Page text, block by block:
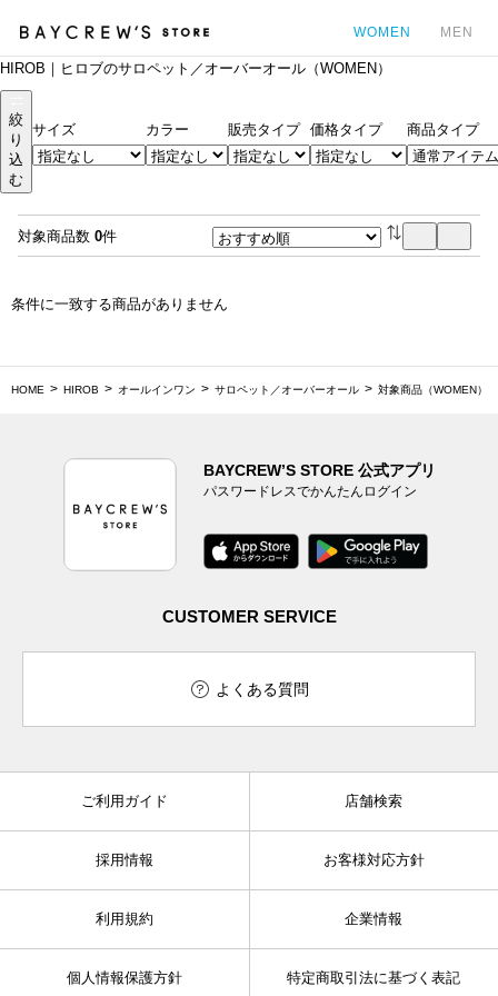
WOMEN MEN
HIROB｜ヒロブのサロペット／オーバーオール（WOMEN）
絞
り
込
む
サイズ カラー 販売タイプ 価格タイプ 商品タイプ
対象商品数 0件
条件に一致する商品がありません
HOME HIROB オールインワン サロペット／オーバーオール 対象商品（WOMEN）
BAYCREW’S STORE 公式アプリ
パスワードレスでかんたんログイン
CUSTOMER SERVICE
よくある質問
ご利用ガイド 店舗検索
採用情報 お客様対応方針
利用規約 企業情報
個人情報保護方針 特定商取引法に基づく表記